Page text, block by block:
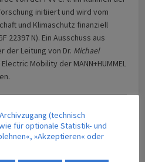
initiiert und wird vom
und Klimaschutz finanziell
22397 N). Ein Ausschuss aus
der Leitung von Dr. Michael
Mobility der MANN+HUMMEL
(technisch
für optionale Statistik- und
»Akzeptieren« oder